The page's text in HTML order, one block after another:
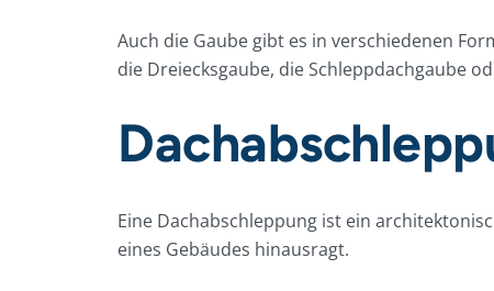
Auch die Gaube gibt es in verschiedenen
die Dreiecksgaube, die Schleppdachgaube
Eine Dachabschleppung ist ein
eines Gebäudes hinausragt.